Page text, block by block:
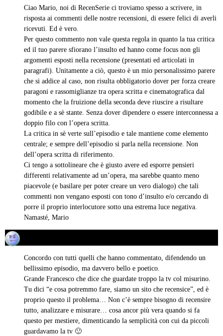
detto:
Ciao Mario, noi di RecenSerie ci troviamo spesso a scrivere, in
risposta ai commenti delle nostre recensioni, di essere felici di averli
ricevuti. Ed è vero.
Per questo commento non vale questa regola in quanto la tua critica
ed il tuo parere sfiorano l’insulto ed hanno come focus non gli
argomenti esposti nella recensione (presentati ed articolati in
paragrafi). Unitamente a ciò, questo è un mio personalissimo parere
che si addice al caso, non risulta obbligatorio dover per forza creare
paragoni e rassomiglianze tra opera scritta e cinematografica dal
momento che la fruizione della seconda deve riuscire a risultare
godibile e a sè stante. Senza dover dipendere o essere interconnessa a
doppio filo con l’opera scritta.
La critica in sè verte sull’episodio e tale mantiene come elemento
centrale; e sempre dell’episodio si parla nella recensione. Non
dell’opera scritta di riferimento.
Ci tengo a sottolineare che è giusto avere ed esporre pensieri
differenti relativamente ad un’opera, ma sarebbe quanto meno
piacevole (e basilare per poter creare un vero dialogo) che tali
commenti non vengano esposti con tono d’insulto e/o cercando di
porre il proprio interlocutore sotto una estrema luce negativa.
Namasté, Mario
detto:
Concordo con tutti quelli che hanno commentato, difendendo un
bellissimo episodio, ma davvero bello e poetico.
Grande Francesco che dice che guardate troppo la tv col misurino.
Tu dici “e cosa potremmo fare, siamo un sito che recensice”, ed è
proprio questo il problema… Non c’è sempre bisogno di recensire
tutto, analizzare e misurare… cosa ancor più vera quando si fa
questo per mestiere, dimenticando la semplicità con cui da piccoli
guardavamo la tv 🙂